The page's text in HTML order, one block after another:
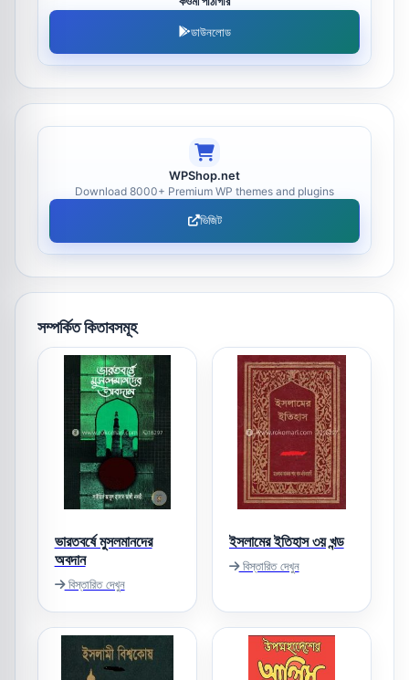
ডাউনলোড
WPShop.net
Download 8000+ Premium WP themes and plugins
ভিজিট
সম্পর্কিত কিতাবসমূহ
ভারতবর্ষে মুসলমানদের
অবদান
বিস্তারিত দেখুন
ইসলামের ইতিহাস ৩য় খন্ড
বিস্তারিত দেখুন